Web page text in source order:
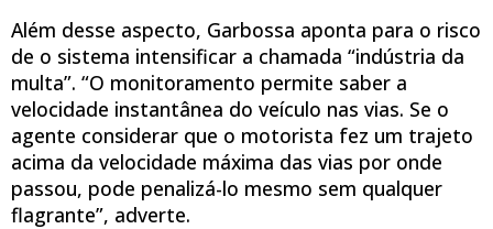
Além desse aspecto, Garbossa aponta para o risco
de o sistema intensificar a chamada “indústria da
multa”. “O monitoramento permite saber a
velocidade instantânea do veículo nas vias. Se o
agente considerar que o motorista fez um trajeto
acima da velocidade máxima das vias por onde
passou, pode penalizá-lo mesmo sem qualquer
flagrante”, adverte.